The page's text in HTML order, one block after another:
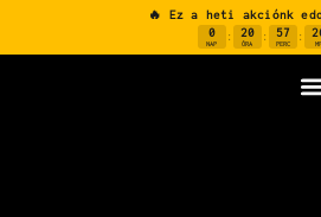
🔥 Ez a heti akciónk
0
NAP
: 20
ÓRA
: 57
PERC
:
MP